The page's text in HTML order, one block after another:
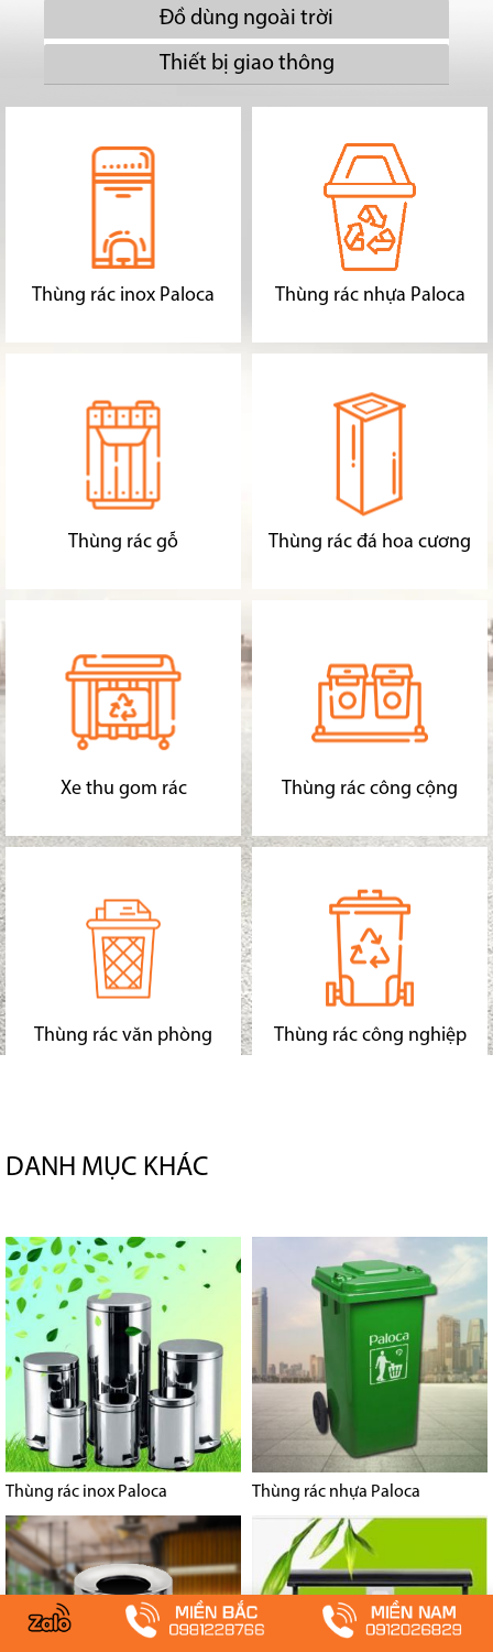
Đồ dùng ngoài trời
Thiết bị giao thông
Thùng rác inox Paloca Thùng rác nhựa Paloca
Thùng rác gỗ Thùng rác đá hoa cương
Xe thu gom rác Thùng rác công cộng
Thùng rác văn phòng Thùng rác công nghiệp
DANH MỤC KHÁC
Thùng rác inox Paloca Thùng rác nhựa Paloca